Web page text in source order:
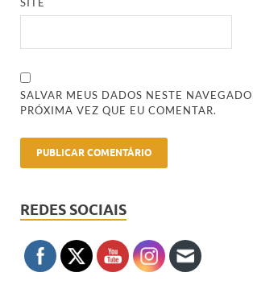
SALVAR MEUS DADOS NESTE
PRÓXIMA VEZ QUE EU COMENTAR.
REDES SOCIAIS